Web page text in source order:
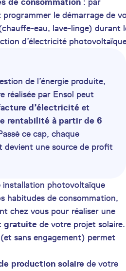
programmer le démarrage de
eau, lave-linge) durant
d’électricité
de l’énergie produite,
réalisée par Ensol peut
d’électricité et
rentabilité à partir de 6
ce cap, chaque
devient une source de profit
installation photovoltaïque
habitudes de consommation,
chez vous pour réaliser une
gratuite de votre projet solaire.
sans engagement) permet
production solaire de votre